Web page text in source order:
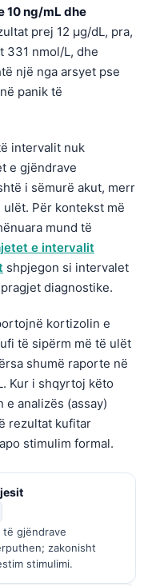
10 ng/mL dhe
prej 12 µg/dL, pra,
331 nmol/L, dhe
një nga arsyet pse
panik të
intervalit nuk
e gjëndrave
i sëmurë akut, merr
Për kontekst më
mund të
e intervalit
shpjegon si intervalet
diagnostike.
kortizolin e
të sipërm më të ulët
shumë raporte në
Kur i shqyrtoj këto
analizës (assay)
rezultat kufitar
stimulim formal.
gjëndrave
zakonisht
stimulimi.